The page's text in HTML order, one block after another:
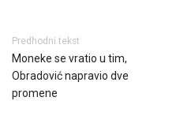
Predhodni tekst
Moneke se vratio u tim,
Obradović napravio dve
promene